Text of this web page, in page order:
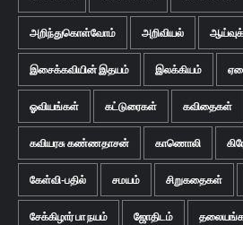
அறிந்துகொள்வோம் அறிவியல்
இசைக்கவியின் இதயம் இலக்கியம்
ஓவியங்கள் கட்டுரைகள் கவிதைகள்
கவியரசு கண்ணதாசன் காணொலி
கேள்வி-பதில் சமயம் சிறுகதைகள்
சேக்கிழார் பா நயம் ஜோதிடம்